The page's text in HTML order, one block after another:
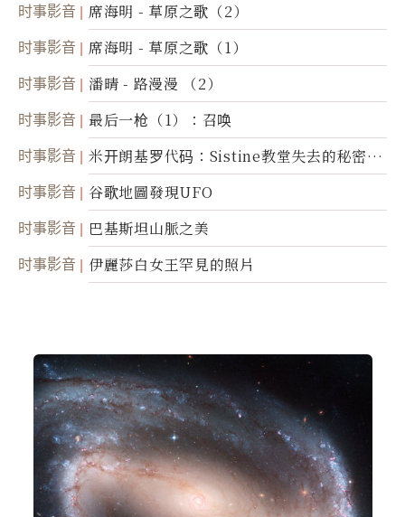
时事影音 席海明 - 草原之歌（2）
时事影音 席海明 - 草原之歌（1）
时事影音 潘晴 - 路漫漫 （2）
时事影音 最后一枪（1）：召唤
时事影音
米开朗基罗代码：Sistine教堂失去的秘密
(图)
时事影音 谷歌地圖發現UFO
时事影音 巴基斯坦山脈之美
时事影音 伊麗莎白女王罕見的照片